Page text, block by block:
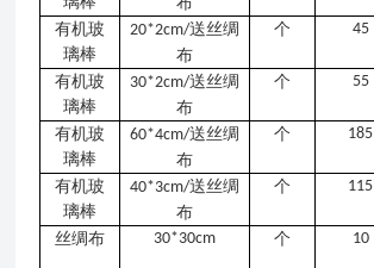
有机玻
璃棒
20*2cm/送丝绸
布
个 45
有机玻
璃棒
30*2cm/送丝绸
布
个 55
有机玻
璃棒
60*4cm/送丝绸
布
个 185
有机玻
璃棒
40*3cm/送丝绸
布
个 115
丝绸布
30*30cm 个 10